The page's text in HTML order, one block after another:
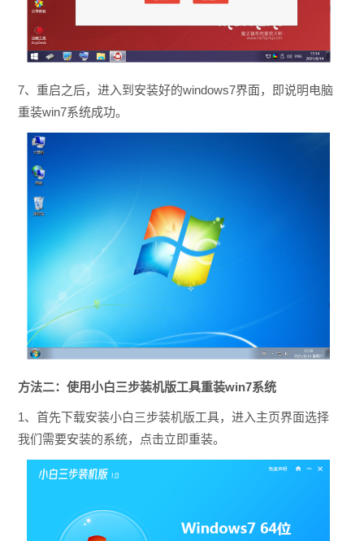
7、重启之后，进入到安装好的windows7界面，即说明电脑
重装win7系统成功。
方法二：使用小白三步装机版工具重装win7系统
1、首先下载安装小白三步装机版工具，进入主页界面选择
我们需要安装的系统，点击立即重装。